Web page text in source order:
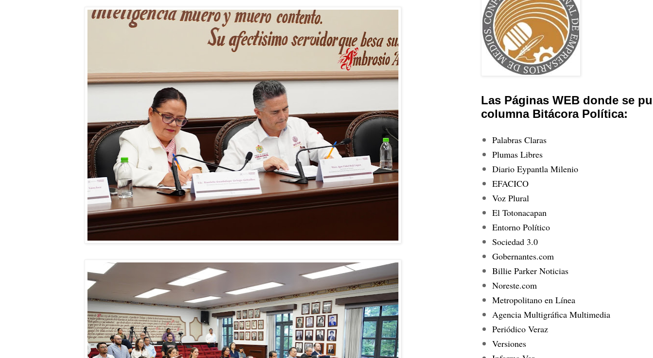
Las Páginas WEB donde se
columna Bitácora Política:
Palabras Claras
Plumas Libres
Diario Eypantla Milenio
EFACICO
Voz Plural
El Totonacapan
Entorno Político
Sociedad 3.0
Gobernantes.com
Billie Parker Noticias
Noreste.com
Metropolitano en Línea
Agencia Multigráfica Multimedia
Periódico Veraz
Versiones